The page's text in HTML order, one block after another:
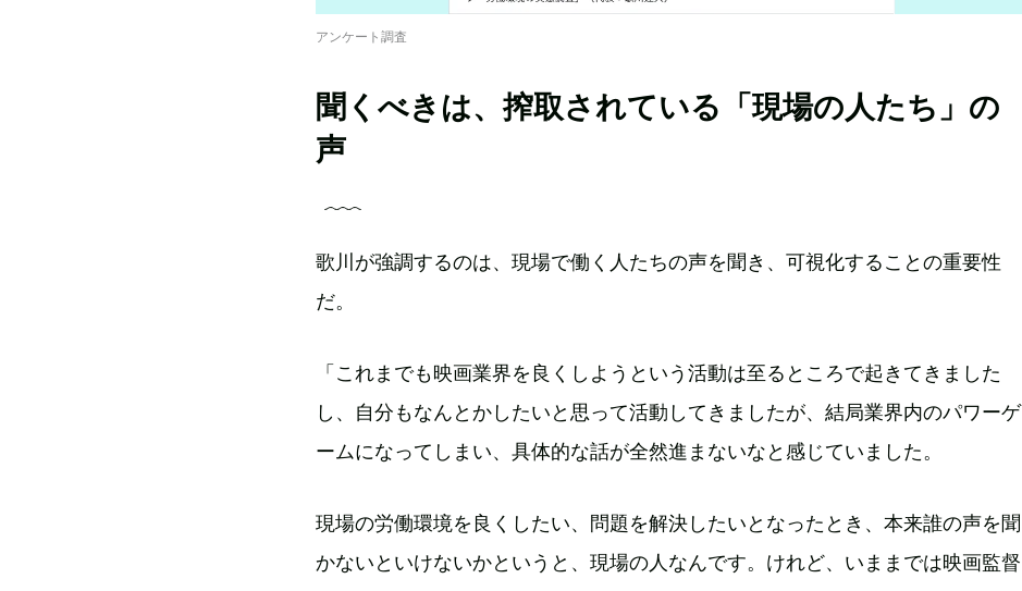
アンケート調査
聞くべきは、搾取されている「現場の人たち」の
声
歌川が強調するのは、現場で働く人たちの声を聞き、可視化することの重要性
だ。
「これまでも映画業界を良くしようという活動は至るところで起きてきました
し、自分もなんとかしたいと思って活動してきましたが、結局業界内のパワーゲ
ームになってしまい、具体的な話が全然進まないなと感じていました。
現場の労働環境を良くしたい、問題を解決したいとなったとき、本来誰の声を聞
かないといけないかというと、現場の人なんです。けれど、いままでは映画監督